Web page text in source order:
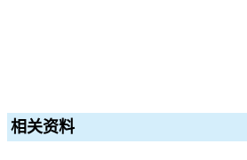
相关资料